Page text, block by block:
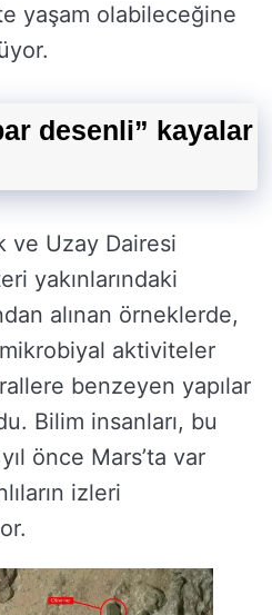
yaşam olabileceğine
desenli” kayalar
ve Uzay Dairesi
yakınlarındaki
alınan örneklerde,
aktiviteler
benzeyen yapılar
Bilim insanları, bu
önce Mars’ta var
izleri